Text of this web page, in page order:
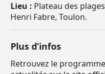
Lieu : Plateau des
Henri Fabre, Toulon.
Plus d’infos
Retrouvez le